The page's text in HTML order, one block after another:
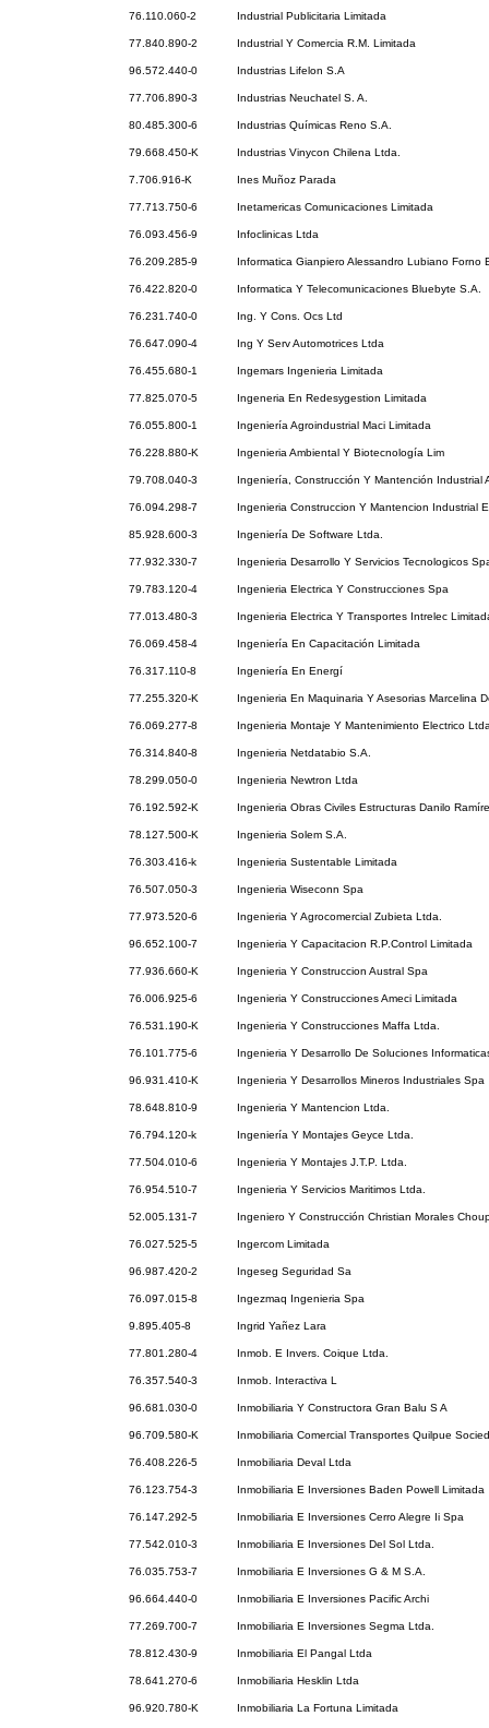
76.110.060-2 Industrial Publicitaria Limitada
77.840.890-2 Industrial Y Comercia R.M. Limitada
96.572.440-0 Industrias Lifelon S.A
77.706.890-3 Industrias Neuchatel S. A.
80.485.300-6 Industrias Químicas Reno S.A.
79.668.450-K Industrias Vinycon Chilena Ltda.
7.706.916-K Ines Muñoz Parada
77.713.750-6 Inetamericas Comunicaciones Limitada
76.093.456-9 Infoclinicas Ltda
76.209.285-9 Informatica Gianpiero Alessandro Lubiano Forno
76.422.820-0 Informatica Y Telecomunicaciones Bluebyte S.A.
76.231.740-0 Ing. Y Cons. Ocs Ltd
76.647.090-4 Ing Y Serv Automotrices Ltda
76.455.680-1 Ingemars Ingenieria Limitada
77.825.070-5 Ingeneria En Redesygestion Limitada
76.055.800-1 Ingeniería Agroindustrial Maci Limitada
76.228.880-K Ingenieria Ambiental Y Biotecnología Lim
79.708.040-3 Ingeniería, Construcción Y Mantención Industrial
76.094.298-7 Ingenieria Construccion Y Mantencion Industrial
85.928.600-3 Ingeniería De Software Ltda.
77.932.330-7 Ingenieria Desarrollo Y Servicios Tecnologicos
79.783.120-4 Ingenieria Electrica Y Construcciones Spa
77.013.480-3 Ingenieria Electrica Y Transportes Intrelec
76.069.458-4 Ingeniería En Capacitación Limitada
76.317.110-8 Ingeniería En Energí
77.255.320-K Ingenieria En Maquinaria Y Asesorias Marcelina
76.069.277-8 Ingenieria Montaje Y Mantenimiento Electrico
76.314.840-8 Ingenieria Netdatabio S.A.
78.299.050-0 Ingenieria Newtron Ltda
76.192.592-K Ingenieria Obras Civiles Estructuras Danilo
78.127.500-K Ingenieria Solem S.A.
76.303.416-k Ingenieria Sustentable Limitada
76.507.050-3 Ingenieria Wiseconn Spa
77.973.520-6 Ingenieria Y Agrocomercial Zubieta Ltda.
96.652.100-7 Ingenieria Y Capacitacion R.P.Control Limitada
77.936.660-K Ingenieria Y Construccion Austral Spa
76.006.925-6 Ingenieria Y Construcciones Ameci Limitada
76.531.190-K Ingenieria Y Construcciones Maffa Ltda.
76.101.775-6 Ingenieria Y Desarrollo De Soluciones
96.931.410-K Ingenieria Y Desarrollos Mineros Industriales Spa
78.648.810-9 Ingenieria Y Mantencion Ltda.
76.794.120-k Ingeniería Y Montajes Geyce Ltda.
77.504.010-6 Ingenieria Y Montajes J.T.P. Ltda.
76.954.510-7 Ingenieria Y Servicios Maritimos Ltda.
52.005.131-7 Ingeniero Y Construcción Christian Morales
76.027.525-5 Ingercom Limitada
96.987.420-2 Ingeseg Seguridad Sa
76.097.015-8 Ingezmaq Ingenieria Spa
9.895.405-8 Ingrid Yañez Lara
77.801.280-4 Inmob. E Invers. Coique Ltda.
76.357.540-3 Inmob. Interactiva L
96.681.030-0 Inmobiliaria Y Constructora Gran Balu S A
96.709.580-K Inmobiliaria Comercial Transportes Quilpue
76.408.226-5 Inmobiliaria Deval Ltda
76.123.754-3 Inmobiliaria E Inversiones Baden Powell Limitada
76.147.292-5 Inmobiliaria E Inversiones Cerro Alegre Ii Spa
77.542.010-3 Inmobiliaria E Inversiones Del Sol Ltda.
76.035.753-7 Inmobiliaria E Inversiones G & M S.A.
96.664.440-0 Inmobiliaria E Inversiones Pacific Archi
77.269.700-7 Inmobiliaria E Inversiones Segma Ltda.
78.812.430-9 Inmobiliaria El Pangal Ltda
78.641.270-6 Inmobiliaria Hesklin Ltda
96.920.780-K Inmobiliaria La Fortuna Limitada